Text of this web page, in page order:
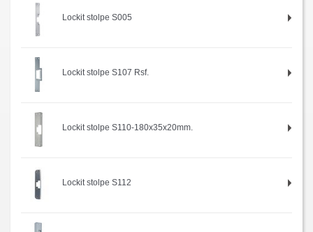
Lockit stolpe S005
Lockit stolpe S107 Rsf.
Lockit stolpe S110-180x35x20mm.
Lockit stolpe S112